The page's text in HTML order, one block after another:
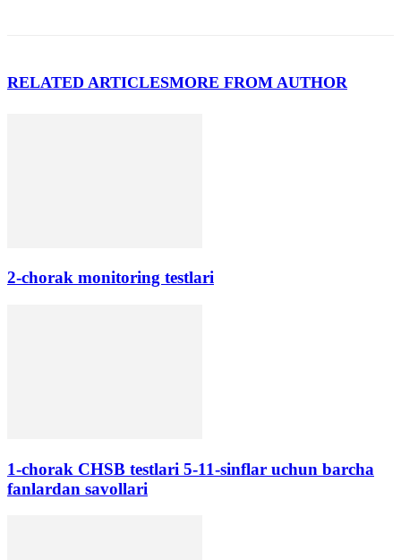
RELATED ARTICLESMORE FROM AUTHOR
2-chorak monitoring testlari
1-chorak CHSB testlari 5-11-sinflar uchun barcha
fanlardan savollari